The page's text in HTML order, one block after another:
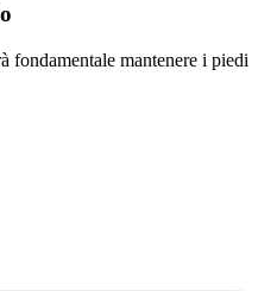
fondamentale mantenere i piedi